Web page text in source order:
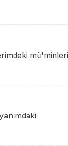
mü'minleri